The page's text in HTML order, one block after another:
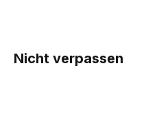
Nicht verpassen